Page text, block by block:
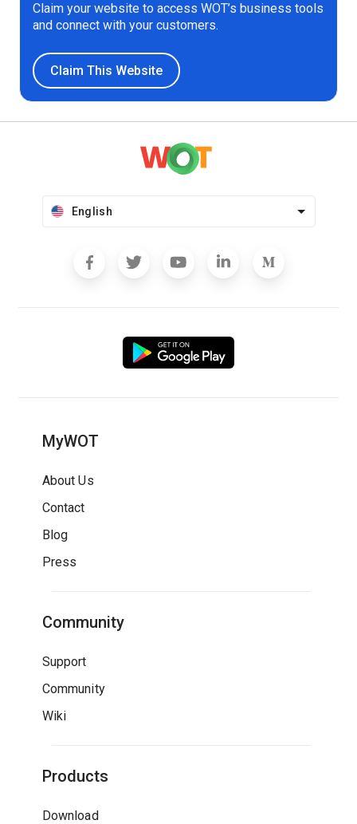
Claim your website to access WOT’s business tools
and connect with your customers.
Claim This Website
English
MyWOT
About Us
Contact
Blog
Press
Community
Support
Community
Wiki
Products
Download